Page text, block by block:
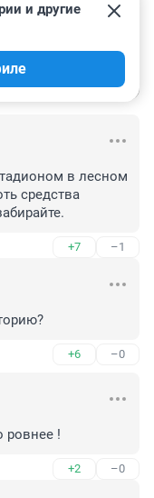
и другие
в лесном
средства
+7 –1
+6 –0
ровнее !
+2 –0